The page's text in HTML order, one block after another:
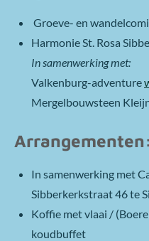
Groeve- en
Harmonie St. Rosa
In samenwerking met:
Valkenburg-adventure
Mergelbouwsteen
Arrangementen:
In samenwerking met
Sibberkerkstraat 46 te
Koffie met vlaai /
koudbuffet